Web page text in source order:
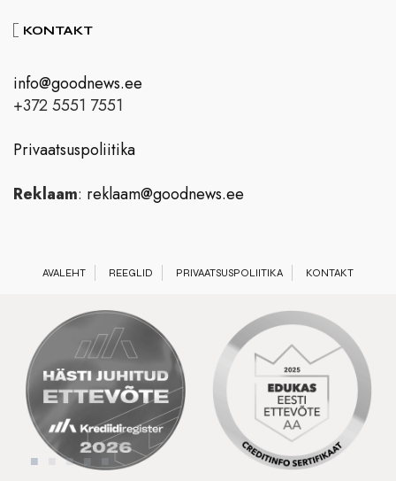
KONTAKT
info@goodnews.ee
+372 5551 7551
Privaatsuspoliitika
Reklaam: reklaam@goodnews.ee
AVALEHT REEGLID PRIVAATSUSPOLIITIKA KONTAKT